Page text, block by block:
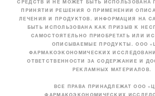
СРЕДСТВ И НЕ МОЖЕТ БЫТЬ ИСПОЛЬЗОВАНА
ПРИНЯТИИ РЕШЕНИЯ О ПРИМЕНЕНИИ
ЛЕЧЕНИЯ И ПРОДУКТОВ. ИНФОРМАЦИЯ НА
БЫТЬ ИСПОЛЬЗОВАНА КАК ПРИЗЫВ К
САМОСТОЯТЕЛЬНО ПРИОБРЕТАТЬ ИЛИ
ОПИСЫВАЕМЫЕ ПРОДУКТЫ. ООО
ФАРМАКОЭКОНОМИЧЕСКИХ
ОТВЕТСТВЕННОСТИ ЗА СОДЕРЖАНИЕ И
РЕКЛАМНЫХ МАТЕРИАЛОВ.
ВСЕ ПРАВА ПРИНАДЛЕЖАТ ООО